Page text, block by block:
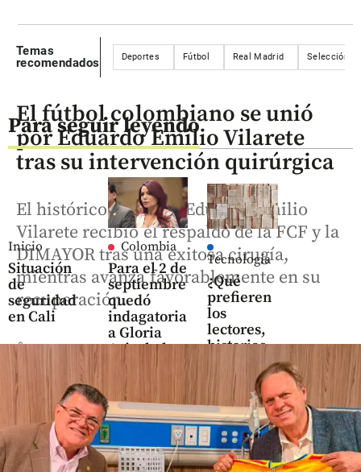
Temas
recomendados
Deportes Fútbol Real Madrid Selección
Para seguir leyendo
Inicio
Situación
de
seguridad
en Cali
share
Colombia
Para el 2 de
septiembre
quedó
indagatoria
a Gloria
Arizabaleta
por
maniobras
para
suspender
a Petro
share
Tecnología
¿Qué
prefieren
los
lectores,
historias
por IA o
por
humanos?
Esto dice
un
estudio
El fútbol colombiano se unió
por Eduardo Emilio Vilarete
tras su intervención quirúrgica
El histórico goleador Eduardo Emilio
Vilarete recibió el respaldo de la FCF y la
DIMAYOR tras una exitosa cirugía,
mientras avanza favorablemente en su
recuperación.